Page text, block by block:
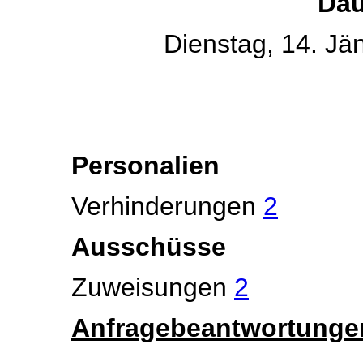
Dienstag, 14.
Personalien
Verhinderungen 2
Ausschüsse
Zuweisungen 2